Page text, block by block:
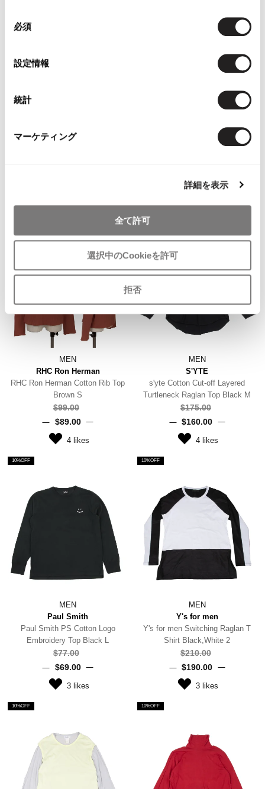
必須
設定情報
統計
マーケティング
詳細を表示
全て許可
選択中のCookieを許可
拒否
$‌175.00
Jean-Paul GAULTIER
Jean Paul GAULTIER
CLASSIQUE Printed Logo Trim
MEN
RHC Ron Herman
RHC Ron Herman Cotton Rib Top
Brown S
$‌99.00
$‌89.00
4likes
MEN
S'YTE
s'yte Cotton Cut-off Layered
Turtleneck Raglan Top Black M
$‌175.00
$‌160.00
4 likes
10%OFF
MEN
Paul Smith
Paul Smith PS Cotton Logo
Embroidery Top Black L
$‌77.00
$‌69.00
3likes
10%OFF
MEN
Y's for men
Y's for men Switching Raglan T
Shirt Black,White 2
$‌210.00
$‌190.00
3 likes
10%OFF 10%OFF